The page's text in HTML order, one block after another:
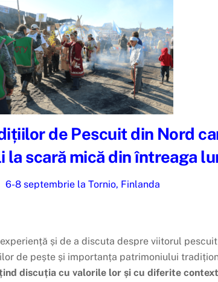
de Pescuit din Nord
la scară mică din întreaga
6-8 septembrie la Tornio, Finlanda
și de a discuta despre viitorul
de pește și importanța patrimoniului
discuția cu valorile lor și cu diferite